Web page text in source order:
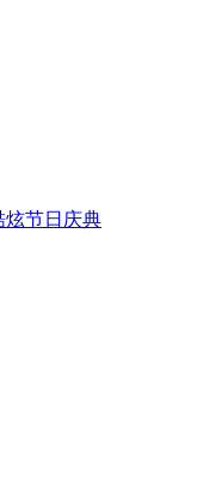
炫节日庆典